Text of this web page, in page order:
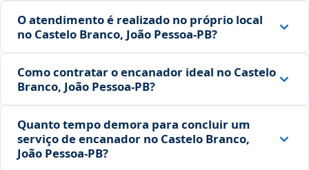
O atendimento é realizado no próprio local
no Castelo Branco, João Pessoa‑PB?
Como contratar o encanador ideal no Castelo
Branco, João Pessoa‑PB?
Quanto tempo demora para concluir um
serviço de encanador no Castelo Branco,
João Pessoa‑PB?